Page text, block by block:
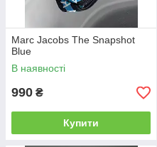
Marc Jacobs The Snapshot
Blue
В наявності
990 ₴
Купити